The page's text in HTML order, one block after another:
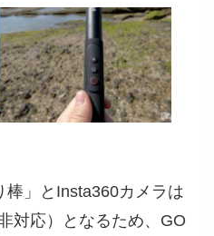
棒」とInsta360カメラは
対応）となるため、GO